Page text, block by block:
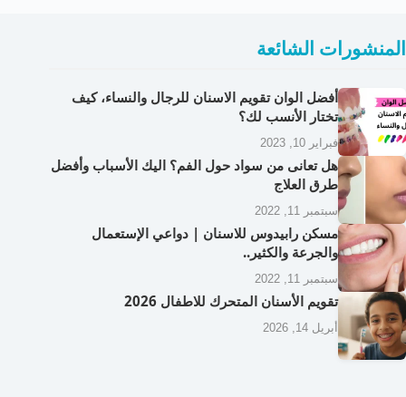
المنشورات الشائعة
أفضل الوان تقويم الاسنان للرجال والنساء، كيف
تختار الأنسب لك؟
فبراير 10, 2023
هل تعانى من سواد حول الفم؟ اليك الأسباب وأفضل
طرق العلاج
سبتمبر 11, 2022
مسكن رابيدوس للاسنان | دواعي الإستعمال
والجرعة والكثير..
سبتمبر 11, 2022
تقويم الأسنان المتحرك للاطفال 2026
أبريل 14, 2026